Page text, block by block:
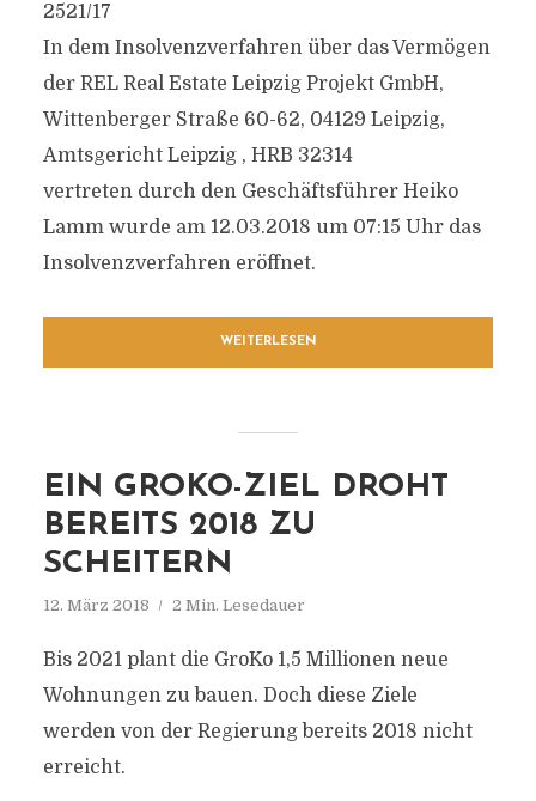
2521/17
In dem Insolvenzverfahren über das Vermögen
der REL Real Estate Leipzig Projekt GmbH,
Wittenberger Straße 60-62, 04129 Leipzig,
Amtsgericht Leipzig , HRB 32314
vertreten durch den Geschäftsführer Heiko
Lamm wurde am 12.03.2018 um 07:15 Uhr das
Insolvenzverfahren eröffnet.
WEITERLESEN
EIN GROKO-ZIEL DROHT
BEREITS 2018 ZU
SCHEITERN
12. März 2018 2 Min. Lesedauer
Bis 2021 plant die GroKo 1,5 Millionen neue
Wohnungen zu bauen. Doch diese Ziele
werden von der Regierung bereits 2018 nicht
erreicht.